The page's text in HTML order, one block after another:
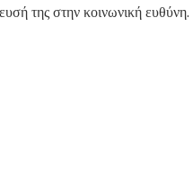
της στην κοινωνική ευθύνη.